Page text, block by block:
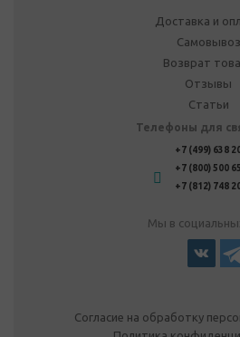
Доставка и
Самовывоз
Возврат
Отзывы
Статьи
Телефоны для
+7 (499) 638
+7 (800) 500
+7 (812) 748
Мы в
Согласие на обработку